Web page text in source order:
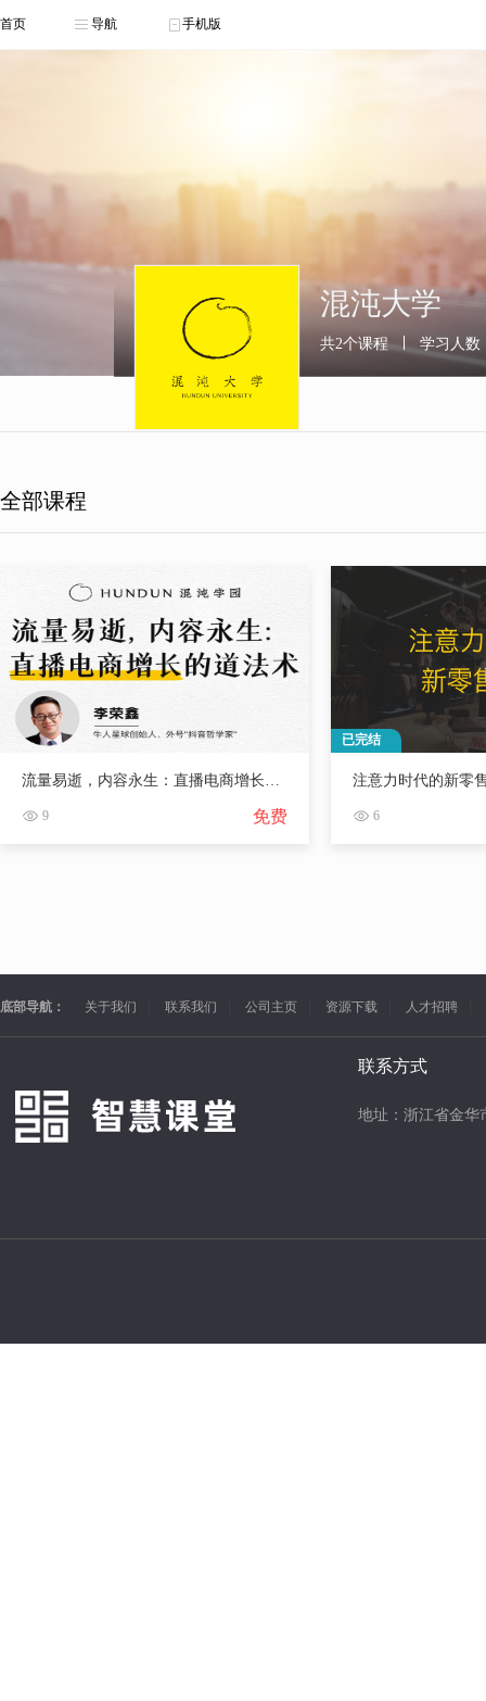
首页 导航 手机版
混沌大学
共2个课程 学习人数
全部课程
9 免费
已完结
注意力时代的新零
6
底部导航： 关于我们 联系我们 公司主页 资源下载 人才招聘
联系方式
地址：浙江省金华